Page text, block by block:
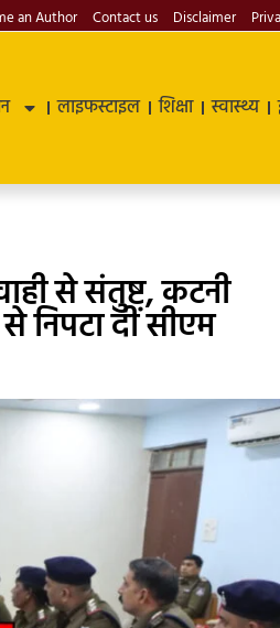
an Author Contact us Disclaimer
लाइफस्टाइल शिक्षा स्वास्थ्य
से संतुष्ट, कटनी
दीं सीएम